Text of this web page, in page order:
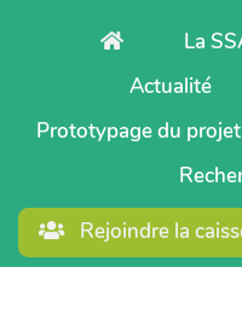
Aller au contenu La
Actualité
Prototypage du projet
Rejoindre la